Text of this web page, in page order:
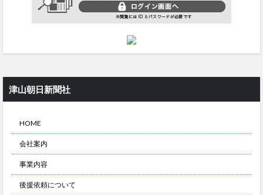
津山朝日新聞社
HOME
会社案内
事業内容
後援依頼について